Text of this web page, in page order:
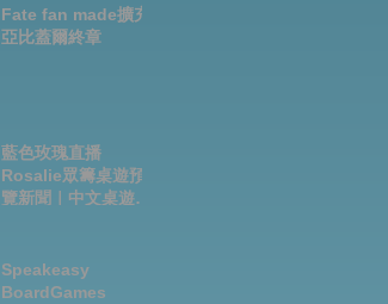
Fate fan made擴充-
亞比蓋爾終章
藍色玫瑰直播
Rosalie眾籌桌遊預
覽新聞｜中文桌遊節
Speakeasy
BoardGames